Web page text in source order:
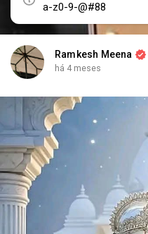
a-z0-9-@#88
Ramkesh Meena
há 4 meses